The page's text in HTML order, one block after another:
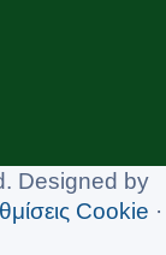
Designed by
Cookie ·